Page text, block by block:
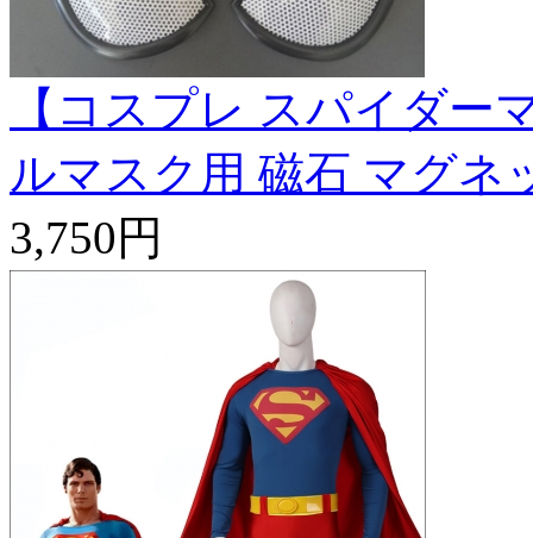
【コスプレ スパイダ
ルマスク用 磁石 マグネ
3,750円